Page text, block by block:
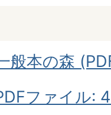
般本の森
ファイル: